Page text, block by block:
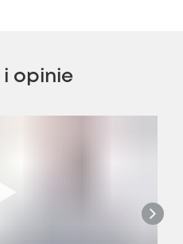
i opinie